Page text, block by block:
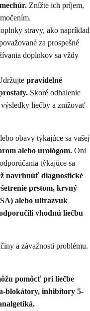
Znížte ich príjem,
stravy, ako napríklad
za prospešné
doplnkov sa vždy
pravidelné
Skoré odhalenie
liečby a znižovať
obavy týkajúce sa vašej
alebo urológom. Oni
týkajúce sa
navrhnúť diagnostické
prstom, krvný
alebo ultrazvuk
vhodnú liečbu
a závažnosti problému.
pomôcť pri liečbe
blokátory, inhibítory 5-